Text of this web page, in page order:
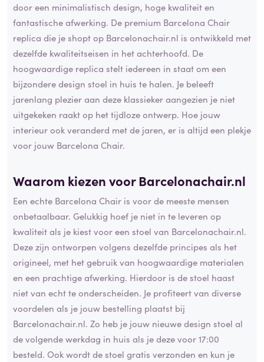
door een minimalistisch design, hoge kwaliteit en
fantastische afwerking. De premium Barcelona Chair
replica die je shopt op Barcelonachair.nl is ontwikkeld met
dezelfde kwaliteitseisen in het achterhoofd. De
hoogwaardige replica stelt iedereen in staat om een
bijzondere design stoel in huis te halen. Je beleeft
jarenlang plezier aan deze klassieker aangezien je niet
uitgekeken raakt op het tijdloze ontwerp. Hoe jouw
interieur ook veranderd met de jaren, er is altijd een plekje
voor jouw Barcelona Chair.
Waarom kiezen voor Barcelonachair.nl
Een echte Barcelona Chair is voor de meeste mensen
onbetaalbaar. Gelukkig hoef je niet in te leveren op
kwaliteit als je kiest voor een stoel van Barcelonachair.nl.
Deze zijn ontworpen volgens dezelfde principes als het
origineel, met het gebruik van hoogwaardige materialen
en een prachtige afwerking. Hierdoor is de stoel haast
niet van echt te onderscheiden. Je profiteert van diverse
voordelen als je jouw bestelling plaatst bij
Barcelonachair.nl. Zo heb je jouw nieuwe design stoel al
de volgende werkdag in huis als je deze voor 17:00
besteld. Ook wordt de stoel gratis verzonden en kun je